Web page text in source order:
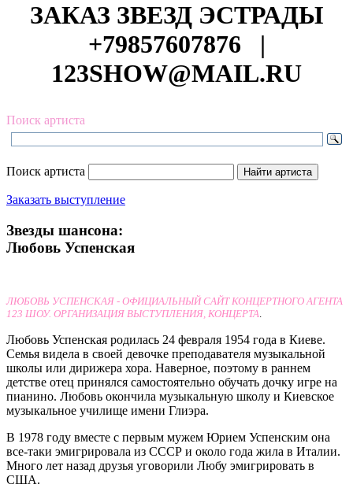
ЗАКАЗ ЗВЕЗД ЭСТРАДЫ
+79857607876
|
123SHOW@MAIL.RU
Поиск артиста
Поиск артиста
Заказать выступление
Звезды шансона:
Любовь Успенская
ЛЮБОВЬ УСПЕНСКАЯ - ОФИЦИАЛЬНЫЙ САЙТ КОНЦЕРТНОГО АГЕНТА
123 ШОУ. ОРГАНИЗАЦИЯ ВЫСТУПЛЕНИЯ, КОНЦЕРТА.
Любовь Успенская родилась 24 февраля 1954 года в Киеве.
Семья видела в своей девочке преподавателя музыкальной
школы или дирижера хора. Наверное, поэтому в раннем
детстве отец принялся самостоятельно обучать дочку игре на
пианино. Любовь окончила музыкальную школу и Киевское
музыкальное училище имени Глиэра.
В 1978 году вместе с первым мужем Юрием Успенским она
все-таки эмигрировала из СССР и около года жила в Италии.
Много лет назад друзья уговорили Любу эмигрировать в
США.